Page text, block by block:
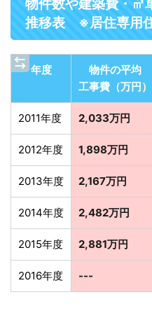
物件数や建築費・㎡
推移表 ※居住専用
年度
物件の平均
工事費（万円）
2011年度 2,033万円
2012年度 1,898万円
2013年度 2,167万円
2014年度 2,482万円
2015年度 2,881万円
2016年度 ---